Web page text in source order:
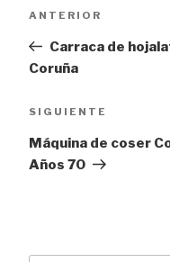
entradas
Entrada
ANTERIOR
Carraca de
Coruña
Siguiente
SIGUIENTE
Máquina de coser
Años 70